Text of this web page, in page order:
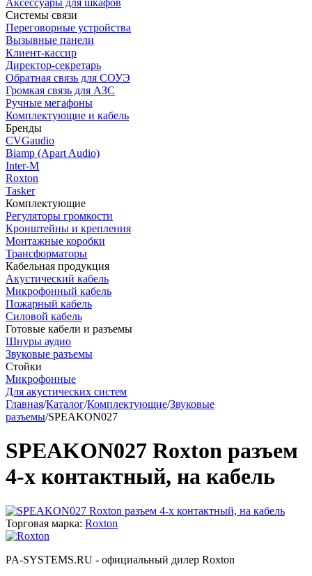
Аксессуары для шкафов
Системы связи
Переговорные устройства
Вызывные панели
Клиент-кассир
Директор-секретарь
Обратная связь для СОУЭ
Громкая связь для АЗС
Ручные мегафоны
Комплектующие и кабель
Бренды
CVGaudio
Biamp (Apart Audio)
Inter-M
Roxton
Tasker
Комплектующие
Регуляторы громкости
Кронштейны и крепления
Монтажные коробки
Трансформаторы
Кабельная продукция
Акустический кабель
Микрофонный кабель
Пожарный кабель
Силовой кабель
Готовые кабели и разъемы
Шнуры аудио
Звуковые разъемы
Стойки
Микрофонные
Для акустических систем
Главная/Каталог/Комплектующие/Звуковые
разъемы/SPEAKON027
SPEAKON027 Roxton разъем
4-х контактный, на кабель
Торговая марка: Roxton
PA-SYSTEMS.RU - официальный дилер Roxton